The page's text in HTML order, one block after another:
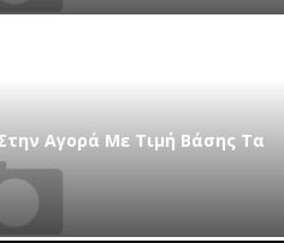
Αγορά Με Τιμή Βάσης Τα